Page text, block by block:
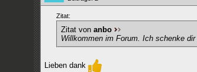
Zitat:
Zitat von anbo
Willkommen im Forum. Ich schenke
Lieben dank